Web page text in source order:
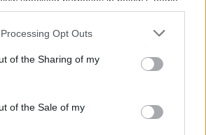
Opt Outs
of the Sharing of my
of the Sale of my
end prochain. Après, on fera
ce qui a pu être dit sur
de l'avoir dans l'équipe. Et
n'a jamais, jamais douté